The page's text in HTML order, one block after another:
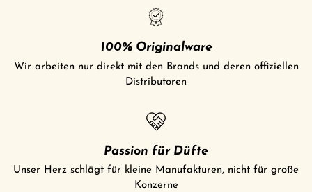
100% Originalware
Wir arbeiten nur direkt mit den Brands und deren offiziellen
Distributoren
Passion für Düfte
Unser Herz schlägt für kleine Manufakturen, nicht für große
Konzerne